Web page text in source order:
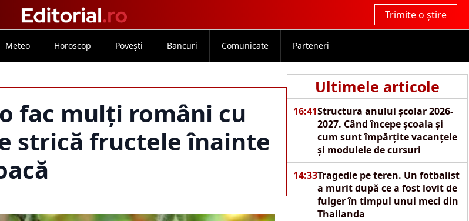
Trimite o știre
Meteo Horoscop Povești Bancuri Comunicate Parteneri
fac mulți români cu
strică fructele înainte
Ultimele articole
16:41Structura anului școlar 2026-
2027. Când începe școala și
cum sunt împărțite vacanțele
și modulele de cursuri
14:33Tragedie pe teren. Un fotbalist
a murit după ce a fost lovit de
fulger în timpul unui meci din
Thailanda